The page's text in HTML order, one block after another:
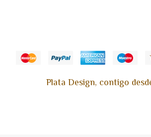
Plata Design, contigo